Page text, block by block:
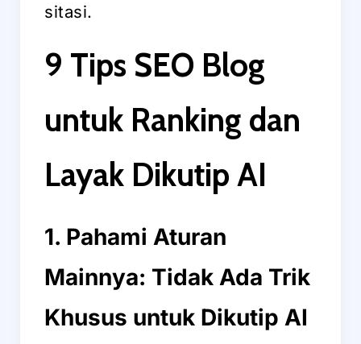
sitasi.
9 Tips SEO Blog
untuk Ranking dan
Layak Dikutip AI
1. Pahami Aturan
Mainnya: Tidak Ada Trik
Khusus untuk Dikutip AI